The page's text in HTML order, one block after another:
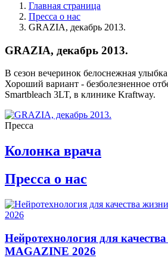
Главная страница
Пресса о нас
GRAZIA, декабрь 2013.
GRAZIA, декабрь 2013.
В сезон вечеринок белоснежная
Хороший вариант - безболезненное
Smartbleach 3LT, в клинике Kraftway.
Пресса
Колонка врача
Пресса о нас
Нейротехнология для
MAGAZINE 2026